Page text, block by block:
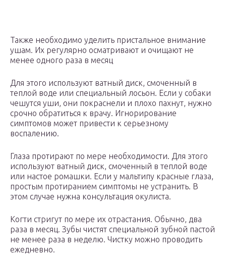
Также необходимо уделить пристальное внимание
ушам. Их регулярно осматривают и очищают не
менее одного раза в месяц
Для этого используют ватный диск, смоченный в
теплой воде или специальный лосьон. Если у собаки
чешутся уши, они покраснели и плохо пахнут, нужно
срочно обратиться к врачу. Игнорирование
симптомов может привести к серьезному
воспалению.
Глаза протирают по мере необходимости. Для этого
используют ватный диск, смоченный в теплой воде
или настое ромашки. Если у мальтипу красные глаза,
простым протиранием симптомы не устранить. В
этом случае нужна консультация окулиста.
Когти стригут по мере их отрастания. Обычно, два
раза в месяц. Зубы чистят специальной зубной пастой
не менее раза в неделю. Чистку можно проводить
ежедневно.